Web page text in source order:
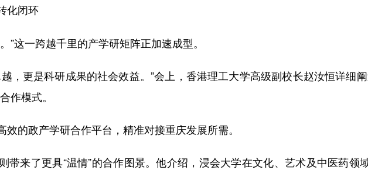
化闭环
这一跨越千里的产学研矩阵正加速成型。
更是科研成果的社会效益。”会上，香港理工大学高级副校长赵汝恒详细阐
作模式。
的政产学研合作平台，精准对接重庆发展所需。
来了更具“温情”的合作图景。他介绍，浸会大学在文化、艺术及中医药领